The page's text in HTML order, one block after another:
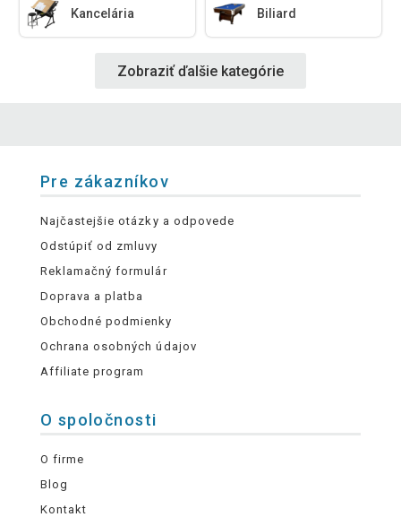
Kancelária Biliard
Zobraziť ďalšie kategórie
Pre zákazníkov
Najčastejšie otázky a odpovede
Odstúpiť od zmluvy
Reklamačný formulár
Doprava a platba
Obchodné podmienky
Ochrana osobných údajov
Affiliate program
O spoločnosti
O firme
Blog
Kontakt